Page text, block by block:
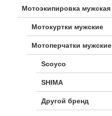
Мотоэкипировка мужская
Мотокуртки мужские
Мотоперчатки мужские
Scoyco
SHIMA
Другой бренд